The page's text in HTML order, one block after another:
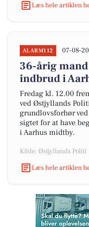
Læs hele artiklen
ALARM112 07-08-
36-årig
indbrud i
Fredag kl. 12.00
ved Østjyllands
grundlovsforhør
sigtet for at have
i Aarhus midtby.
Kilde: Østjyllands Politi
Læs hele artiklen